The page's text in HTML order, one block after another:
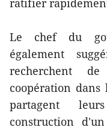
ratifier
Le chef du
également
recherchent
coopération
partagent
construction